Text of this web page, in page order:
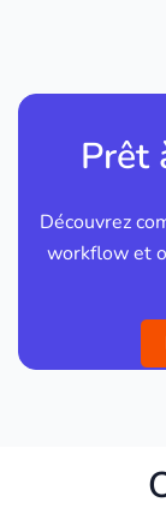
Prêt
Découvrez
workflow et